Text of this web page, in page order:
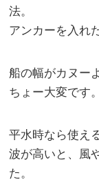
法。
アンカーを入れ
船の幅がカヌー
ちょー大変です。
平水時なら使え
波が高いと、風
た。